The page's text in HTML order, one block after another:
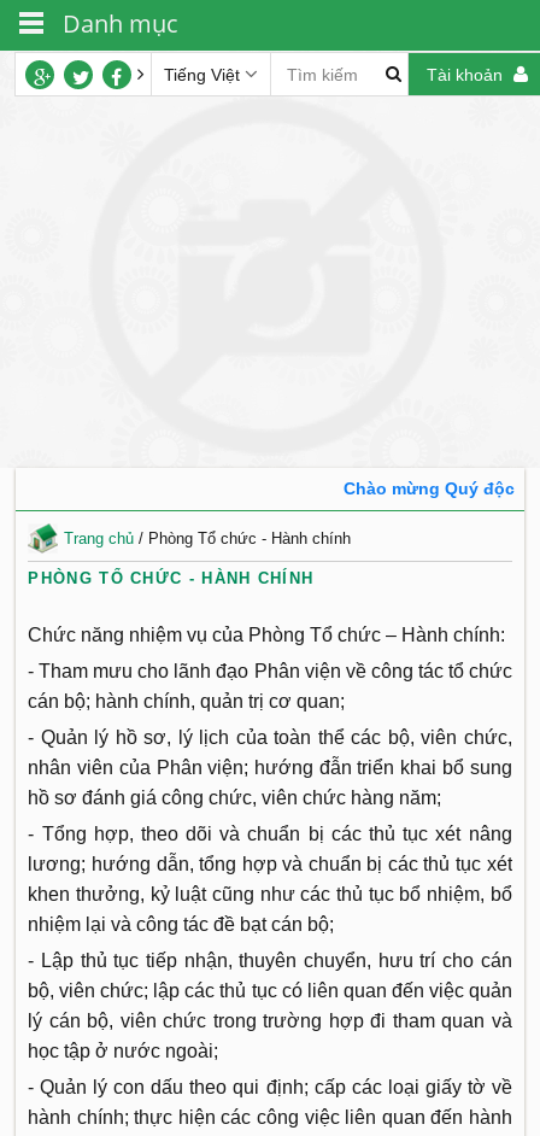
Tài khoản
Tiếng Việt
Chào mừng Quý độc
Trang chủ / Phòng Tổ chức - Hành chính
PHÒNG TỔ CHỨC - HÀNH CHÍNH
Chức năng nhiệm vụ của Phòng Tổ chức – Hành chính:
- Tham mưu cho lãnh đạo Phân viện về công tác tổ chức
cán bộ; hành chính, quản trị cơ quan;
- Quản lý hồ sơ, lý lịch của toàn thể các bộ, viên chức,
nhân viên của Phân viện; hướng đẫn triển khai bổ sung
hồ sơ đánh giá công chức, viên chức hàng năm;
- Tổng hợp, theo dõi và chuẩn bị các thủ tục xét nâng
lương; hướng dẫn, tổng hợp và chuẩn bị các thủ tục xét
khen thưởng, kỷ luật cũng như các thủ tục bổ nhiệm, bổ
nhiệm lại và công tác đề bạt cán bộ;
- Lập thủ tục tiếp nhận, thuyên chuyển, hưu trí cho cán
bộ, viên chức; lập các thủ tục có liên quan đến việc quản
lý cán bộ, viên chức trong trường hợp đi tham quan và
học tập ở nước ngoài;
- Quản lý con dấu theo qui định; cấp các loại giấy tờ về
hành chính; thực hiện các công việc liên quan đến hành
Danh mục